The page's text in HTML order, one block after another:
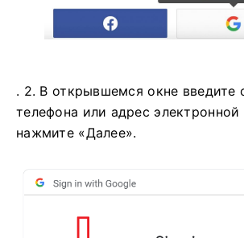
. 2. В открывшемся окне введите
телефона или адрес электронной
нажмите «Далее».